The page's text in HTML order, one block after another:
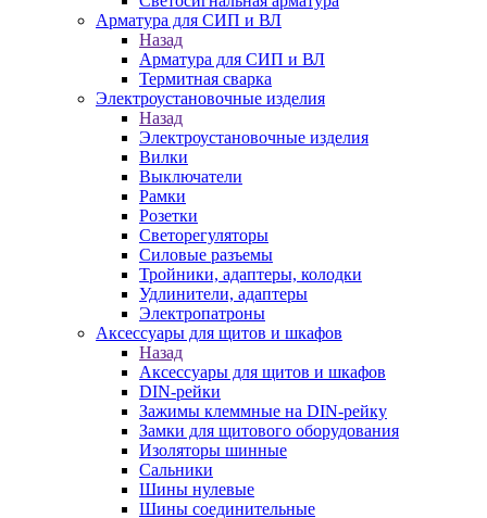
Арматура для СИП и ВЛ
Назад
Арматура для СИП и ВЛ
Термитная сварка
Электроустановочные изделия
Назад
Электроустановочные изделия
Вилки
Выключатели
Рамки
Розетки
Светорегуляторы
Силовые разъемы
Тройники, адаптеры, колодки
Удлинители, адаптеры
Электропатроны
Аксессуары для щитов и шкафов
Назад
Аксессуары для щитов и шкафов
DIN-рейки
Зажимы клеммные на DIN-рейку
Замки для щитового оборудования
Изоляторы шинные
Сальники
Шины нулевые
Шины соединительные